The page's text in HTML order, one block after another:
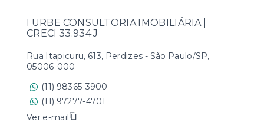
I URBE CONSULTORIA IMOBILIÁRIA |
CRECI 33.934 J
Rua Itapicuru, 613, Perdizes - São Paulo/SP,
05006-000
(11) 98365-3900
(11) 97277-4701
Ver e-mail